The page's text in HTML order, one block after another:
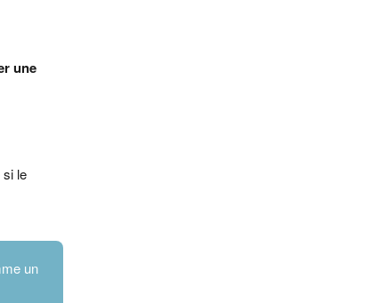
une
si le
un